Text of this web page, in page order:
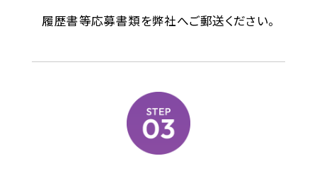
履歴書等応募書類を弊社へご郵送ください。